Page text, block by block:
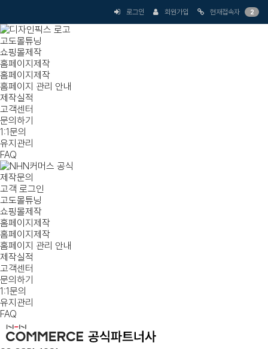
로그인 회원가입 현재접속자 2
고도몰튜닝
쇼핑몰제작
홈페이지제작
홈페이지제작
홈페이지 관리 안내
제작실적
고객센터
문의하기
1:1문의
유지관리
FAQ
제작문의
고객 로그인
고도몰튜닝
쇼핑몰제작
홈페이지제작
홈페이지제작
홈페이지 관리 안내
제작실적
고객센터
문의하기
1:1문의
유지관리
FAQ